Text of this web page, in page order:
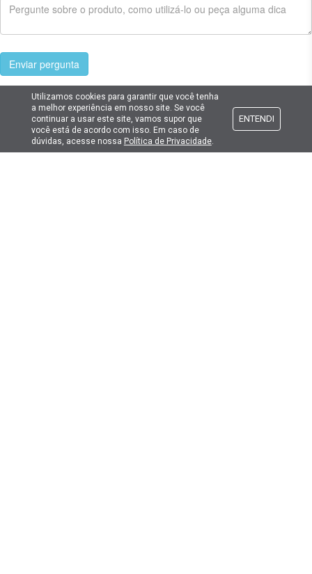
Enviar pergunta
Cadastre seu e-mail
E fique por dentro das promoções e novidades da Lima Hobbies!
Utilizamos cookies para garantir que você tenha
a melhor experiência em nosso site. Se você
continuar a usar este site, vamos supor que
você está de acordo com isso. Em caso de
dúvidas, acesse nossa Política de Privacidade.
ENTENDI